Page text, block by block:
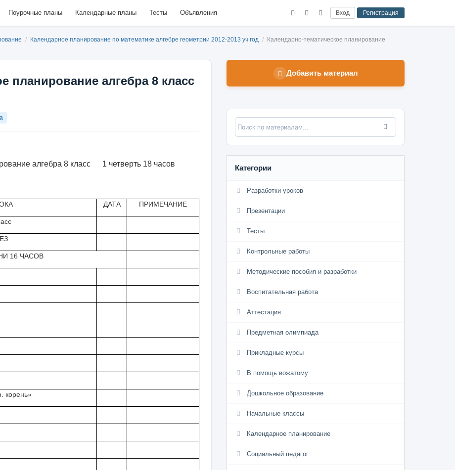
Поурочные планы Календарные планы Тесты Объявления Вход Регистрация
/ Календарное планирование по математике алгебре геометрии 2012-2013 уч год /
Календарно-тематическое планирование
планирование алгебра 8 класс
алгебра 8 класс 1 четверть 18 часов
ДАТА ПРИМЕЧАНИЕ
16 ЧАСОВ
корень»
Добавить материал
Категории
Разработки уроков
Презентации
Тесты
Контрольные работы
Методические пособия и разработки
Воспитательная работа
Аттестация
Предметная олимпиада
Прикладные курсы
В помощь вожатому
Дошкольное образование
Начальные классы
Календарное планирование
Социальный педагог